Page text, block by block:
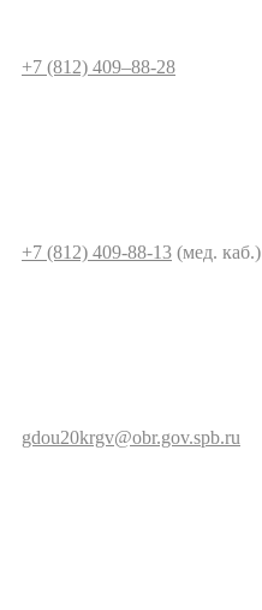
+7 (812) 409–88-28
+7 (812) 409-88-13 (мед. каб.)
gdou20krgv@obr.gov.spb.ru